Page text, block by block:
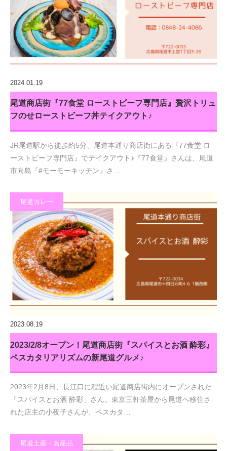
2024.01.19
尾道商店街『77食堂 ローストビーフ専門店』贅沢トリュ
フのせローストビーフ丼テイクアウト♪
JR尾道駅から徒歩約5分、尾道本通り商店街にある『77食堂 ロ
ーストビーフ専門店』でテイクアウト♪『77食堂』さんは、尾道
市向島『#モーモーキッチン』さ…
尾道カレー
2023.08.19
2023/2/8オープン！尾道商店街『スパイスとお酒 酔彩』
ペスカタリアリズムの新尾道グルメ♪
2023年2月8日、長江口に程近い尾道商店街内にオープンされた
「スパイスとお酒 酔彩」さん。東京三軒茶屋から尾道へ移住さ
れた店主の小夜子さんが、ペスカタ…
尾道土産・名産品